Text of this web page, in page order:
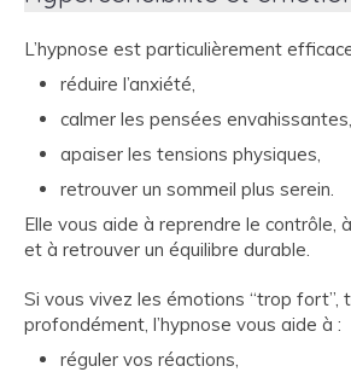
L’hypnose est particulièrement
réduire l’anxiété,
calmer les pensées envahissantes,
apaiser les tensions physiques,
retrouver un sommeil plus serein.
Elle vous aide à reprendre le contrôle,
et à retrouver un équilibre durable.
Si vous vivez les émotions “trop fort”,
profondément, l’hypnose vous aide à :
réguler vos réactions,